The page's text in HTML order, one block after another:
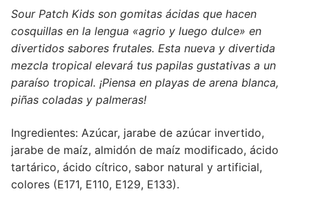
Sour Patch Kids son gomitas ácidas que hacen
cosquillas en la lengua «agrio y luego dulce» en
divertidos sabores frutales. Esta nueva y divertida
mezcla tropical elevará tus papilas gustativas a un
paraíso tropical. ¡Piensa en playas de arena blanca,
piñas coladas y palmeras!
Ingredientes: Azúcar, jarabe de azúcar invertido,
jarabe de maíz, almidón de maíz modificado, ácido
tartárico, ácido cítrico, sabor natural y artificial,
colores (E171, E110, E129, E133).